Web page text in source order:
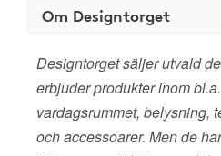
Om Designtorget
Designtorget säljer utvald
erbjuder produkter inom
vardagsrummet, belysning,
och accessoarer. Men de